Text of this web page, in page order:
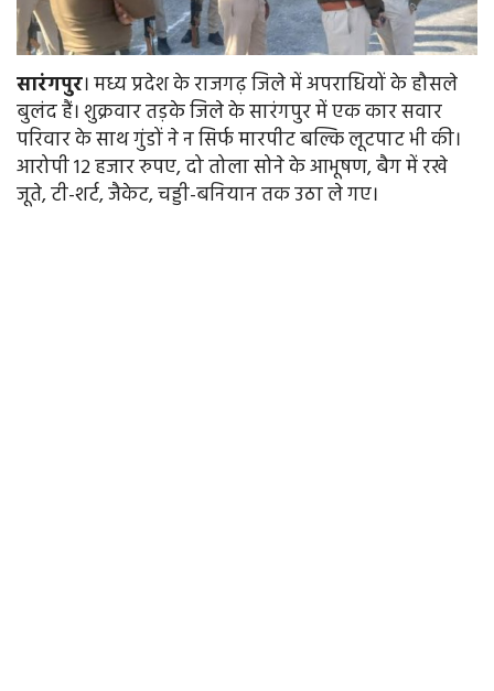
सारंगपुर। मध्य प्रदेश के राजगढ़ जिले में अपराधियों के हौसले
बुलंद हैं। शुक्रवार तड़के जिले के सारंगपुर में एक कार सवार
परिवार के साथ गुंडों ने न सिर्फ मारपीट बल्कि लूटपाट भी की।
आरोपी 12 हजार रुपए, दो तोला सोने के आभूषण, बैग में रखे
जूते, टी-शर्ट, जैकेट, चड्डी-बनियान तक उठा ले गए।